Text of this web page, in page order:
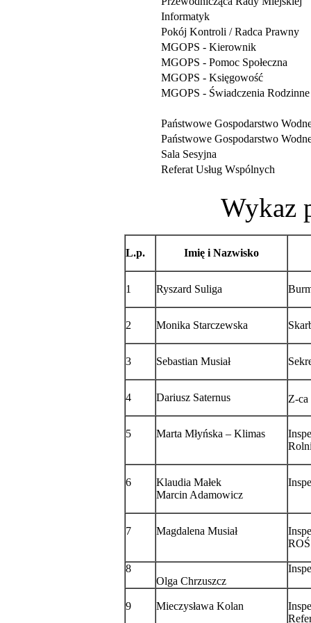
Informatyk
Pokój Kontroli / Radca Prawny
MGOPS - Kierownik
MGOPS - Pomoc Społeczna
MGOPS - Księgowość
MGOPS - Świadczenia Rodzinne
Państwowe Gospodarstwo
Państwowe Gospodarstwo
Sala Sesyjna
Referat Usług Wspólnych
Wykaz
L.p. Imię i Nazwisko
1 Ryszard Suliga
2 Monika Starczewska
3 Sebastian Musiał
4 Dariusz Saternus Z-ca
5 Marta Młyńska – Klimas
6
Klaudia Małek
Marcin Adamowicz
7 Magdalena Musiał
ROŚ
8
Olga Chrzuszcz
9 Mieczysława Kolan